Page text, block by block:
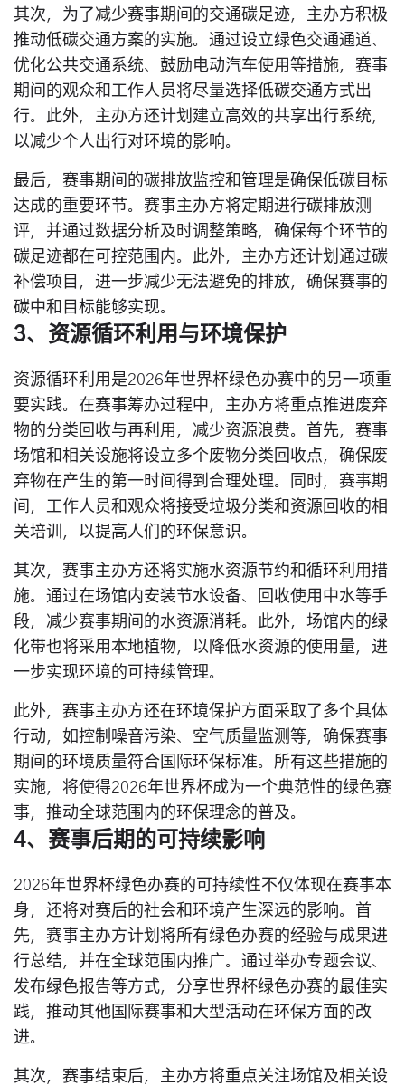
其次，为了减少赛事期间的交通碳足迹，主办方积极
推动低碳交通方案的实施。通过设立绿色交通通道、
优化公共交通系统、鼓励电动汽车使用等措施，赛事
期间的观众和工作人员将尽量选择低碳交通方式出
行。此外，主办方还计划建立高效的共享出行系统，
以减少个人出行对环境的影响。
最后，赛事期间的碳排放监控和管理是确保低碳目标
达成的重要环节。赛事主办方将定期进行碳排放测
评，并通过数据分析及时调整策略，确保每个环节的
碳足迹都在可控范围内。此外，主办方还计划通过碳
补偿项目，进一步减少无法避免的排放，确保赛事的
碳中和目标能够实现。
3、资源循环利用与环境保护
资源循环利用是2026年世界杯绿色办赛中的另一项重
要实践。在赛事筹办过程中，主办方将重点推进废弃
物的分类回收与再利用，减少资源浪费。首先，赛事
场馆和相关设施将设立多个废物分类回收点，确保废
弃物在产生的第一时间得到合理处理。同时，赛事期
间，工作人员和观众将接受垃圾分类和资源回收的相
关培训，以提高人们的环保意识。
其次，赛事主办方还将实施水资源节约和循环利用措
施。通过在场馆内安装节水设备、回收使用中水等手
段，减少赛事期间的水资源消耗。此外，场馆内的绿
化带也将采用本地植物，以降低水资源的使用量，进
一步实现环境的可持续管理。
此外，赛事主办方还在环境保护方面采取了多个具体
行动，如控制噪音污染、空气质量监测等，确保赛事
期间的环境质量符合国际环保标准。所有这些措施的
实施，将使得2026年世界杯成为一个典范性的绿色赛
事，推动全球范围内的环保理念的普及。
4、赛事后期的可持续影响
2026年世界杯绿色办赛的可持续性不仅体现在赛事本
身，还将对赛后的社会和环境产生深远的影响。首
先，赛事主办方计划将所有绿色办赛的经验与成果进
行总结，并在全球范围内推广。通过举办专题会议、
发布绿色报告等方式，分享世界杯绿色办赛的最佳实
践，推动其他国际赛事和大型活动在环保方面的改
进。
其次，赛事结束后，主办方将重点关注场馆及相关设